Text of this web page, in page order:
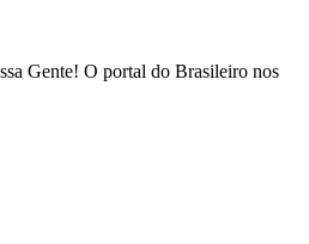
Gente! O portal do Brasileiro nos